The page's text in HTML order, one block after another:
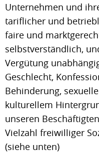
Unternehmen und
tariflicher und
faire und
selbstverständlich,
Vergütung
Geschlecht,
Behinderung,
kulturellem
unseren
Vielzahl freiwilliger
(siehe unten)